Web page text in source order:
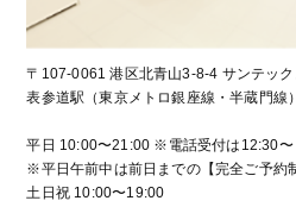
〒107-0061 港区北青山3-8-4 サンテッ
表参道駅（東京メトロ銀座線・半蔵門線
平日 10:00〜21:00 ※電話受付は12:30〜
※平日午前中は前日までの【完全ご予約
土日祝 10:00〜19:00